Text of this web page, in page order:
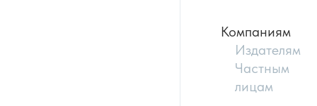
Компаниям
Издателям
Частным
лицам